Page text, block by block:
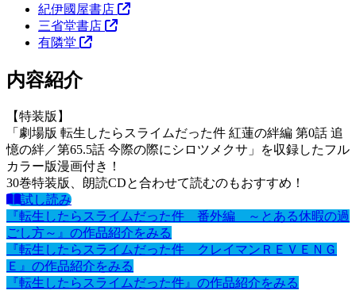
紀伊國屋書店
三省堂書店
有隣堂
内容紹介
【特装版】
「劇場版 転生したらスライムだった件 紅蓮の絆編 第0話 追
憶の絆／第65.5話 今際の際にシロツメクサ」を収録したフル
カラー版漫画付き！
30巻特装版、朗読CDと合わせて読むのもおすすめ！
試し読み
『転生したらスライムだった件 番外編 ～とある休暇の過
ごし方～』の作品紹介をみる
『転生したらスライムだった件 クレイマンＲＥＶＥＮＧ
Ｅ』の作品紹介をみる
『転生したらスライムだった件』の作品紹介をみる